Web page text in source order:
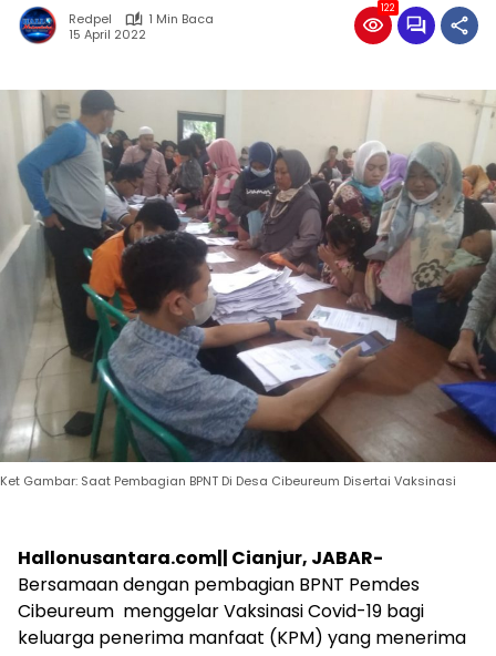
Redpel
1 Min Baca
15 April 2022
122
Ket Gambar: Saat Pembagian BPNT Di Desa Cibeureum Disertai Vaksinasi
Hallonusantara.com|| Cianjur, JABAR-
Bersamaan dengan pembagian BPNT Pemdes
Cibeureum menggelar Vaksinasi Covid-19 bagi
keluarga penerima manfaat (KPM) yang menerima